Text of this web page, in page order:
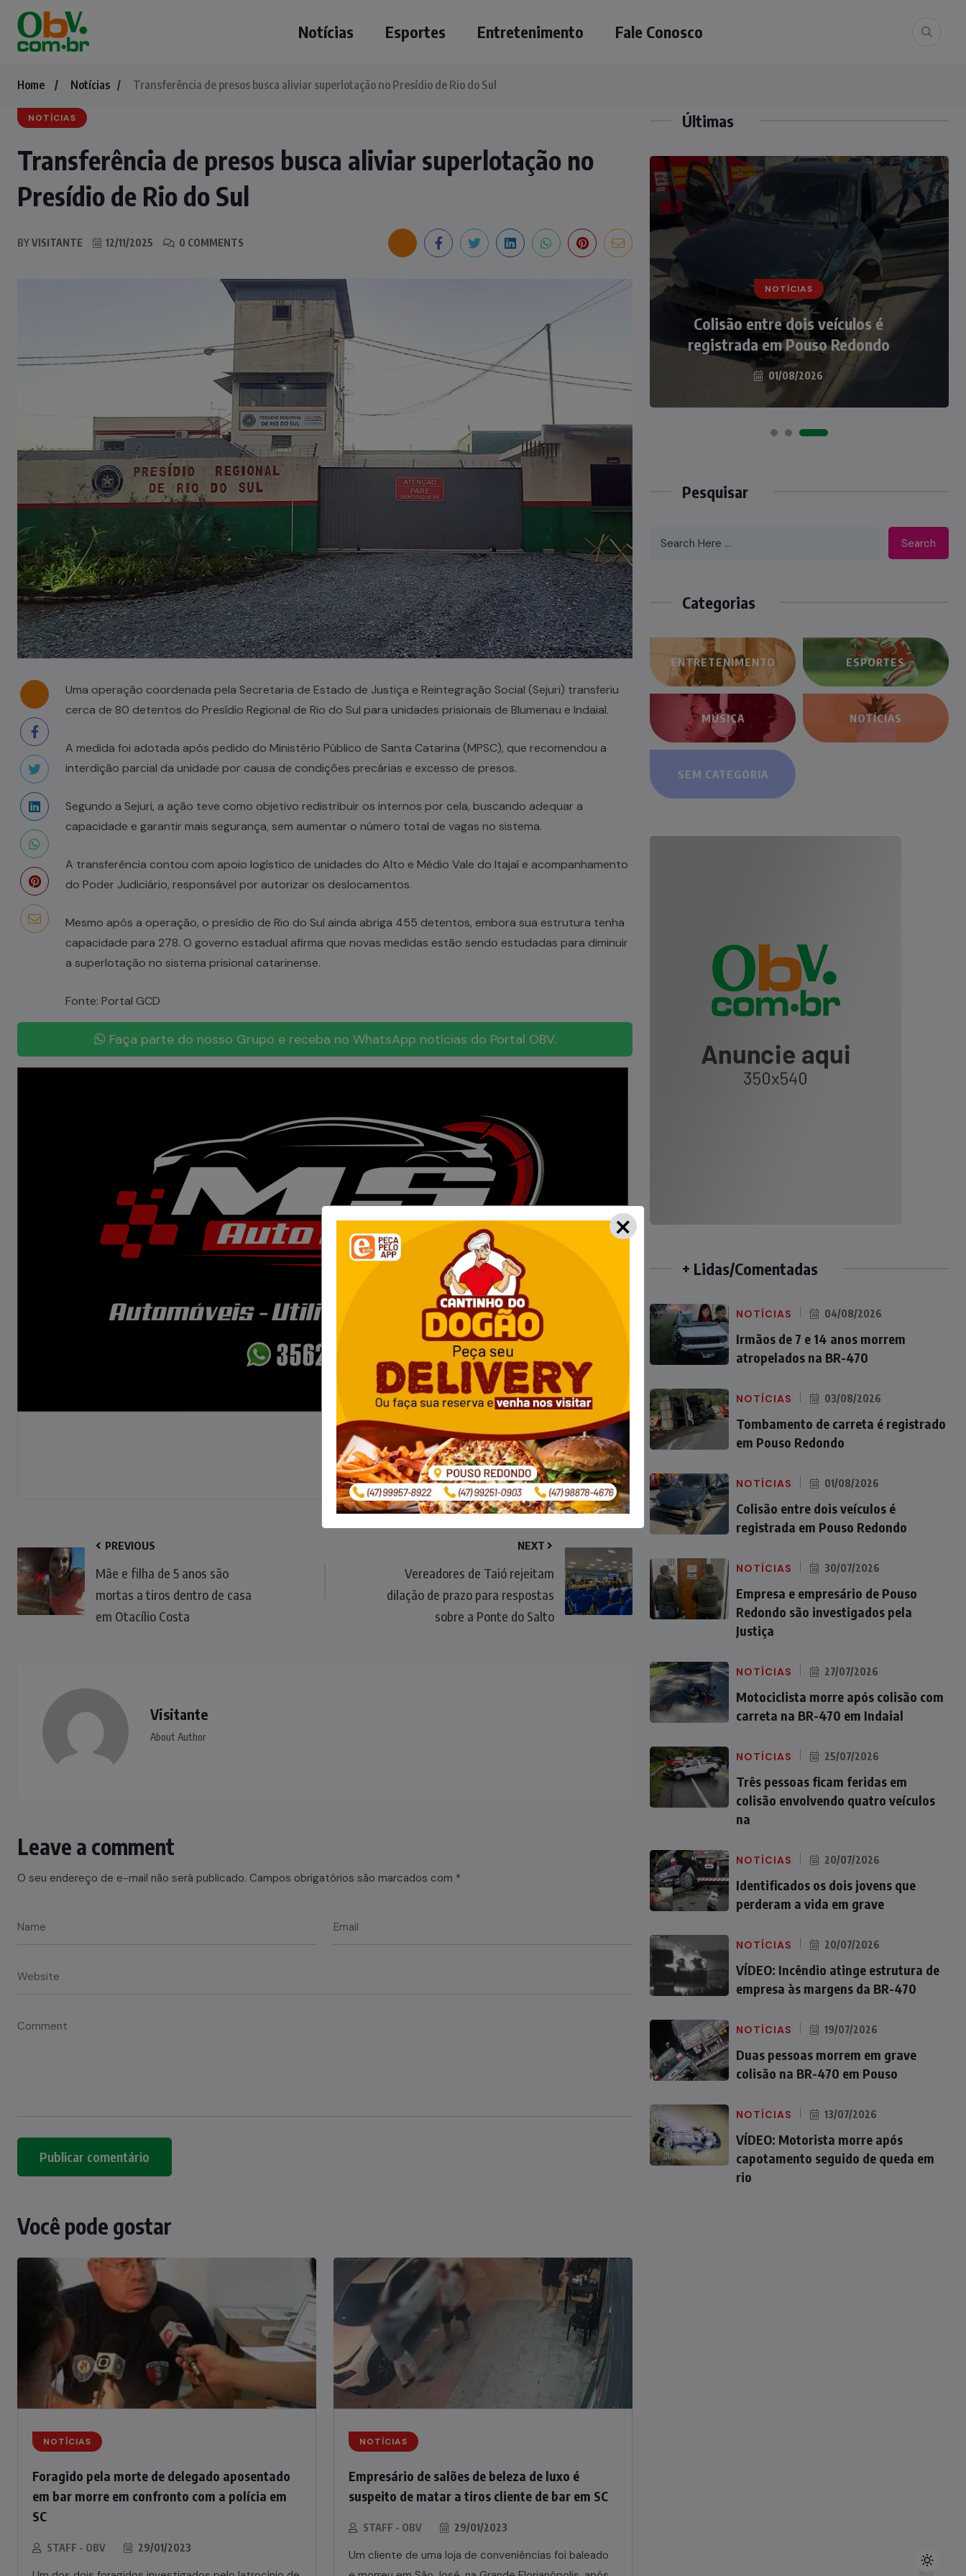
Notícias Esportes Entretenimento Fale Conosco
Home Notícias Transferência de presos busca aliviar superlotação no Presídio de Rio do Sul
NOTÍCIAS
Transferência de presos busca aliviar superlotação no
Presídio de Rio do Sul
BYVISITANTE 12/11/2025 0 COMMENTS
Uma operação coordenada pela Secretaria de Estado de Justiça e Reintegração Social (Sejuri) transferiu
cerca de 80 detentos do Presídio Regional de Rio do Sul para unidades prisionais de Blumenau e Indaial.
A medida foi adotada após pedido do Ministério Público de Santa Catarina (MPSC), que recomendou a
interdição parcial da unidade por causa de condições precárias e excesso de presos.
Segundo a Sejuri, a ação teve como objetivo redistribuir os internos por cela, buscando adequar a
capacidade e garantir mais segurança, sem aumentar o número total de vagas no sistema.
A transferência contou com apoio logístico de unidades do Alto e Médio Vale do Itajaí e acompanhamento
do Poder Judiciário, responsável por autorizar os deslocamentos.
Mesmo após a operação, o presídio de Rio do Sul ainda abriga 455 detentos, embora sua estrutura tenha
capacidade para 278. O governo estadual afirma que novas medidas estão sendo estudadas para diminuir
a superlotação no sistema prisional catarinense.
Fonte: Portal GCD
Faça parte do nosso Grupo e receba no WhatsApp notícias do Portal OBV.
PREVIOUS
Mãe e filha de 5 anos são
mortas a tiros dentro de casa
em Otacílio Costa
NEXT
Vereadores de Taió rejeitam
dilação de prazo para respostas
sobre a Ponte do Salto
Visitante
About Author
Leave a comment
O seu endereço de e-mail não será publicado. Campos obrigatórios são marcados com *
Você pode gostar
NOTÍCIAS
Foragido pela morte de delegado aposentado
em bar morre em confronto com a polícia em
SC
STAFF - OBV 29/01/2023
NOTÍCIAS
Empresário de salões de beleza de luxo é
suspeito de matar a tiros cliente de bar em SC
STAFF - OBV 29/01/2023
Um cliente de uma loja de conveniências foi baleado
Últimas
Tombamento de carreta é
registrado em Pouso Redondo
03/08/2026
NOTÍCIAS
Colisão entre dois veículos é
registrada em Pouso Redondo
01/08/2026
NOTÍCIAS
Irmãos de 7 e 14 anos morrem
atropelados na BR-470 em Pouso
Redondo
04/08/2026
Pesquisar
Search
Categorias
ENTRETENIMENTO ESPORTES
MÚSICA NOTÍCIAS
SEM CATEGORIA
+ Lidas/Comentadas
NOTÍCIAS 04/08/2026
Irmãos de 7 e 14 anos morrem
atropelados na BR-470
NOTÍCIAS 03/08/2026
Tombamento de carreta é registrado
em Pouso Redondo
NOTÍCIAS 01/08/2026
Colisão entre dois veículos é
registrada em Pouso Redondo
NOTÍCIAS 30/07/2026
Empresa e empresário de Pouso
Redondo são investigados pela
Justiça
NOTÍCIAS 27/07/2026
Motociclista morre após colisão com
carreta na BR-470 em Indaial
NOTÍCIAS 25/07/2026
Três pessoas ficam feridas em
colisão envolvendo quatro veículos
na
NOTÍCIAS 20/07/2026
Identificados os dois jovens que
perderam a vida em grave
NOTÍCIAS 20/07/2026
VÍDEO: Incêndio atinge estrutura de
empresa às margens da BR-470
NOTÍCIAS 19/07/2026
Duas pessoas morrem em grave
colisão na BR-470 em Pouso
NOTÍCIAS 13/07/2026
VÍDEO: Motorista morre após
capotamento seguido de queda em
rio
×